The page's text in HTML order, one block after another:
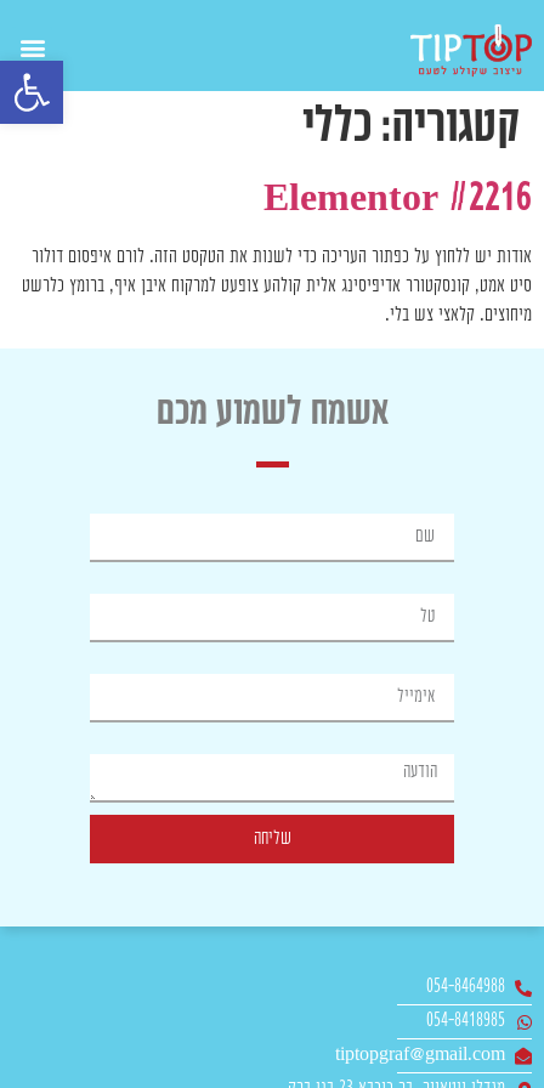
קטגוריה: כללי
Elementor #2216
אודות יש ללחוץ על כפתור העריכה כדי לשנות את הטקסט הזה. לורם איפסום דולור
סיט אמט, קונסקטורר אדיפיסינג אלית קולהע צופעט למרקוח איבן איף, ברומץ כלרשט
מיחוצים. קלאצי צש בלי.
אשמח לשמוע מכם
שליחה
054-8464988
054-8418985
tiptopgraf@gmail.com